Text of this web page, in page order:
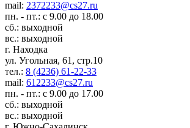
mail: 2372233@cs27.ru
пн. - пт.: с 9.00 до 18.00
сб.: выходной
вс.: выходной
г. Находка
ул. Угольная, 61, стр.10
тел.: 8 (4236) 61-22-33
mail: 612233@cs27.ru
пн. - пт.: с 9.00 до 17.00
сб.: выходной
вс.: выходной